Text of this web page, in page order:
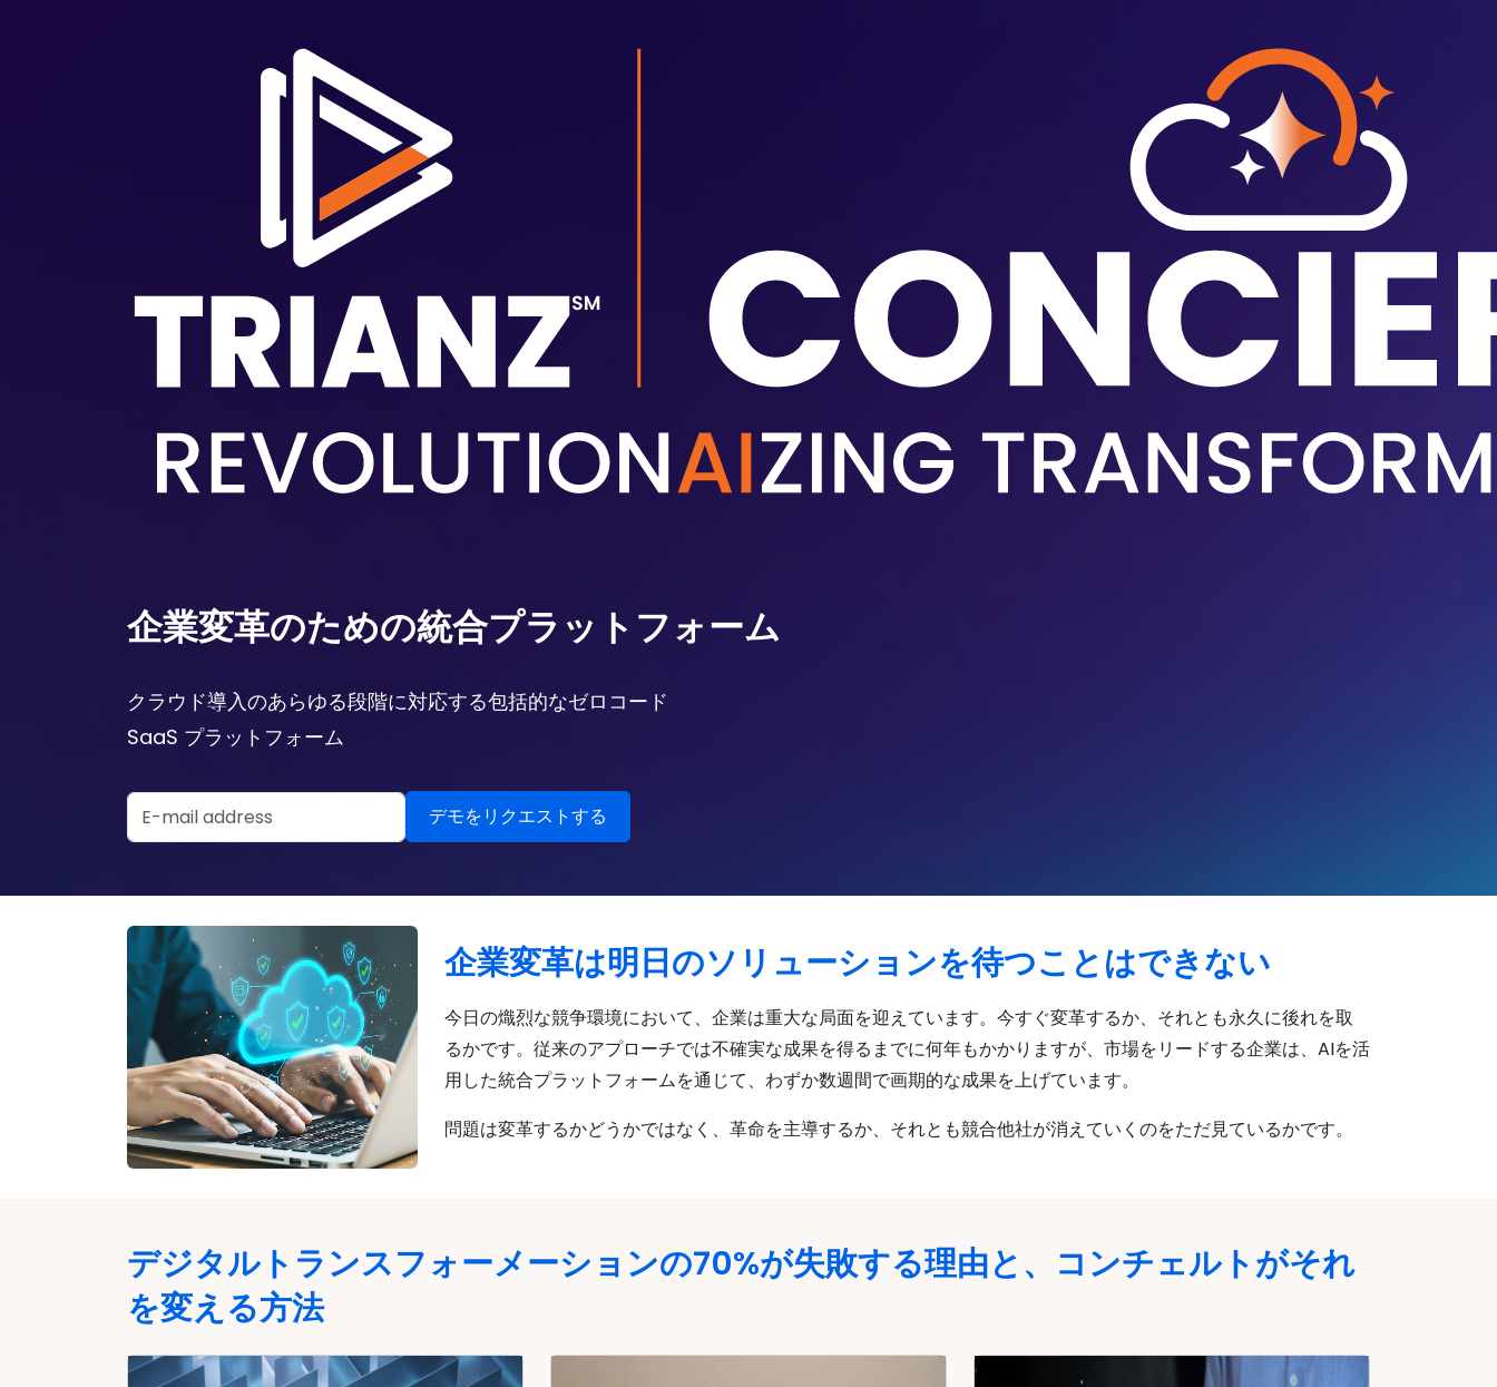
企業変革のための統合プラットフォーム
クラウド導入のあらゆる段階に対応する包括的なゼロコード
SaaS プラットフォーム
デモをリクエストする
Email Address
企業変革は明日のソリューションを待つことはできない
今日の熾烈な競争環境において、企業は重大な局面を迎えています。今すぐ変革するか、それとも永久に後れを取
るかです。従来のアプローチでは不確実な成果を得るまでに何年もかかりますが、市場をリードする企業は、AIを活
用した統合プラットフォームを通じて、わずか数週間で画期的な成果を上げています。
問題は変革するかどうかではなく、革命を主導するか、それとも競合他社が消えていくのをただ見ているかです。
デジタルトランスフォーメーションの70%が失敗する理由と、コンチェルトがそれ
を変える方法